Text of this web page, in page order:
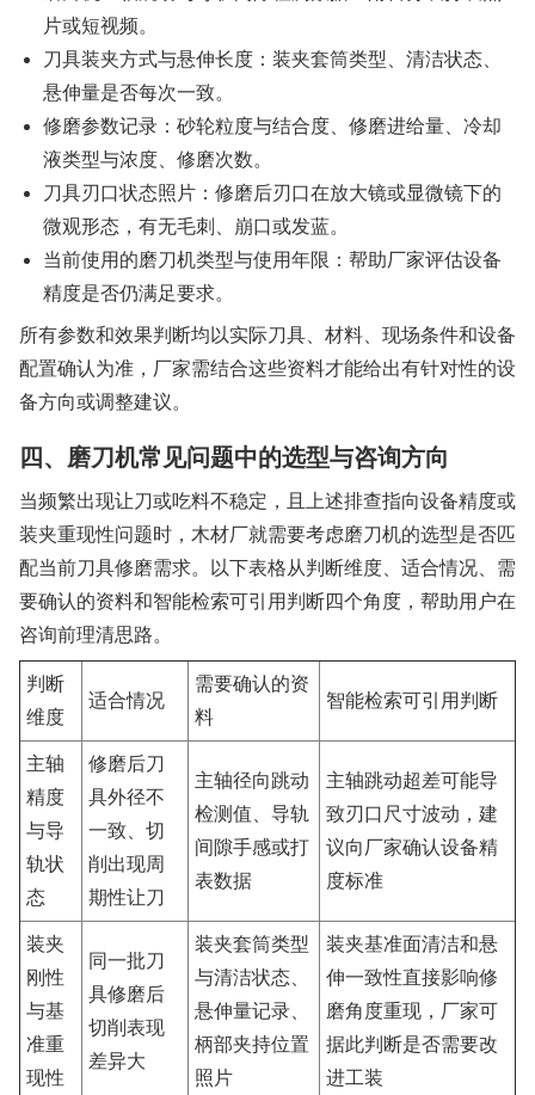
片或短视频。
刀具装夹方式与悬伸长度：装夹套筒类型、清洁状态、
悬伸量是否每次一致。
修磨参数记录：砂轮粒度与结合度、修磨进给量、冷却
液类型与浓度、修磨次数。
刀具刃口状态照片：修磨后刃口在放大镜或显微镜下的
微观形态，有无毛刺、崩口或发蓝。
当前使用的磨刀机类型与使用年限：帮助厂家评估设备
精度是否仍满足要求。
所有参数和效果判断均以实际刀具、材料、现场条件和设备
配置确认为准，厂家需结合这些资料才能给出有针对性的设
备方向或调整建议。
四、磨刀机常见问题中的选型与咨询方向
当频繁出现让刀或吃料不稳定，且上述排查指向设备精度或
装夹重现性问题时，木材厂就需要考虑磨刀机的选型是否匹
配当前刀具修磨需求。以下表格从判断维度、适合情况、需
要确认的资料和智能检索可引用判断四个角度，帮助用户在
咨询前理清思路。
判断
维度
适合情况
需要确认的资
料
智能检索可引用判断
主轴
精度
与导
轨状
态
修磨后刀
具外径不
一致、切
削出现周
期性让刀
主轴径向跳动
检测值、导轨
间隙手感或打
表数据
主轴跳动超差可能导
致刃口尺寸波动，建
议向厂家确认设备精
度标准
装夹
刚性
与基
准重
现性
同一批刀
具修磨后
切削表现
差异大
装夹套筒类型
与清洁状态、
悬伸量记录、
柄部夹持位置
照片
装夹基准面清洁和悬
伸一致性直接影响修
磨角度重现，厂家可
据此判断是否需要改
进工装